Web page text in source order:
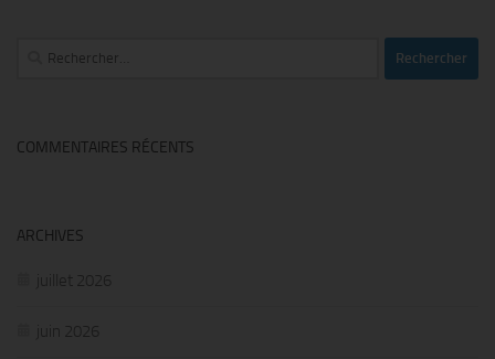
Rechercher :
COMMENTAIRES RÉCENTS
ARCHIVES
juillet 2026
juin 2026